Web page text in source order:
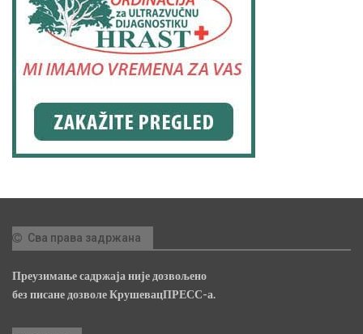
Сва права задржана
Преузимање садржаја није дозвољено
без писане дозволе КрушевацПРЕСС-а.